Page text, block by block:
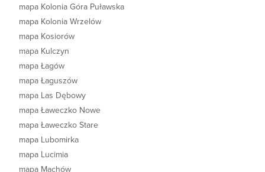
mapa Kolonia Góra Puławska
mapa Kolonia Wrzelów
mapa Kosiorów
mapa Kulczyn
mapa Łagów
mapa Łaguszów
mapa Las Dębowy
mapa Ławeczko Nowe
mapa Ławeczko Stare
mapa Lubomirka
mapa Lucimia
mapa Machów